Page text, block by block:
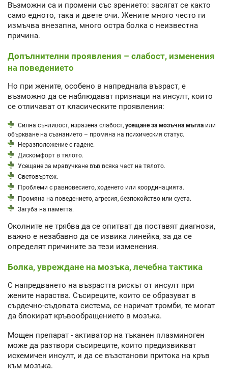
Възможни са и промени със зрението: засягат се както
само едното, така и двете очи. Жените много често ги
измъчва внезапна, много остра болка с неизвестна
причина.
Допълнителни проявления – слабост, изменения
на поведението
Но при жените, особено в напреднала възраст, е
възможно да се наблюдават признаци на инсулт, които
се отличават от класическите проявления:
Силна сънливост, изразена слабост,усещане за мозъчна мъгла или
объркване на съзнанието – промяна на психическия статус.
Неразположение с гадене.
Дискомфорт в тялото.
Усещане за мравучкане във всяка част на тялото.
Световъртеж.
Проблеми с равновесието, ходенето или координацията.
Промяна на поведението, агресия, безпокойство или суета.
Загуба на паметта.
Околните не трябва да се опитват да поставят диагнози,
важно е незабавно да се извика линейка, за да се
определят причините за тези изменения.
Болка, увреждане на мозъка, лечебна тактика
С напредването на възрастта рискът от инсулт при
жените нараства. Съсиреците, които се образуват в
сърдечно-съдовата система, се наричат тромби, те могат
да блокират кръвообращението в мозъка.
Мощен препарат - активатор на тъканен плазминоген
може да разтвори съсиреците, които предизвикват
исхемичен инсулт, и да се възстанови притока на кръв
към мозъка.